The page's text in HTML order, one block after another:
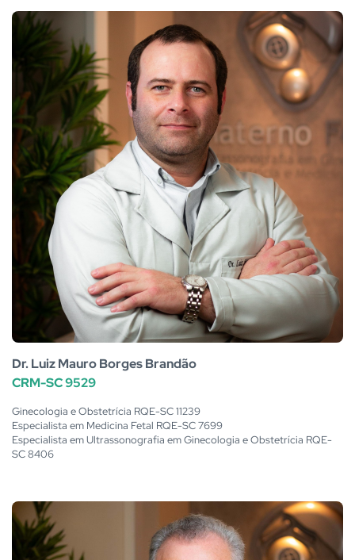
Dr. Luiz Mauro Borges Brandão
CRM-SC 9529
Ginecologia e Obstetrícia RQE-SC 11239
Especialista em Medicina Fetal RQE-SC 7699
Especialista em Ultrassonografia em Ginecologia e Obstetrícia RQE-
SC 8406